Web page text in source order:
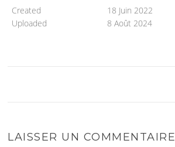
Created
18 Juin 2022
Uploaded
8 Août 2024
LAISSER UN COMMENTAIRE